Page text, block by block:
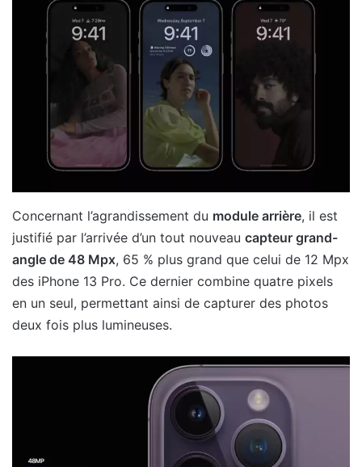
Concernant l’agrandissement du module arrière, il est
justifié par l’arrivée d’un tout nouveau capteur grand-
angle de 48 Mpx, 65 % plus grand que celui de 12 Mpx
des iPhone 13 Pro. Ce dernier combine quatre pixels
en un seul, permettant ainsi de capturer des photos
deux fois plus lumineuses.